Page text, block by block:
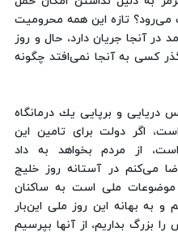
می‌رود؟ تازه این همه محرومیت
آنجا جریان دارد، حال و روز
كسی به آنجا نمی‌افتد چگونه
دریایی و برپایی یك درمانگاه
اگر دولت برای تامین این
از مردم بخواهد به داد
می‌كنم در آستانه روز خلیج
ملی است به ساكنان
و به بهانه این روز ملی این‌بار
بزرگ بداریم، از آنها بپرسیم